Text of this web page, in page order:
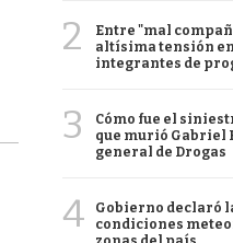
2
Entre "mal
altísima tensión
integrantes de
3
Cómo fue el
que murió Gabriel
general de Drogas
4
Gobierno declaró
condiciones